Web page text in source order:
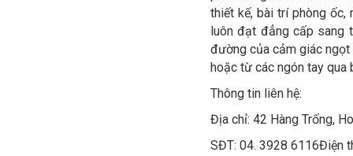
thiết kế, bài trí phòng ốc,
luôn đạt đẳng cấp sang
đường của cảm giác ngọt
hoặc từ các ngón tay
Thông tin liên hệ:
Địa chỉ: 42 Hàng Trống,
SĐT: 04. 3928 6116Điện